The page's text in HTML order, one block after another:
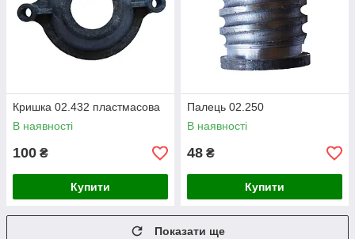
Кришка 02.432 пластмасова
В наявності
100 ₴
Купити
Палець 02.250
В наявності
48 ₴
Купити
Показати ще